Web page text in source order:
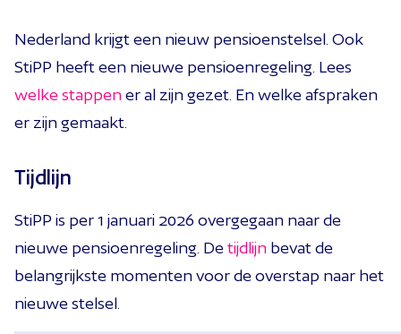
Nederland krijgt een nieuw pensioenstelsel. Ook
StiPP heeft een nieuwe pensioenregeling. Lees
welke stappener al zijn gezet. En welke afspraken
er zijn gemaakt.
Tijdlijn
StiPP is per 1 januari 2026 overgegaan naar de
nieuwe pensioenregeling. De tijdlijn bevat de
belangrijkste momenten voor de overstap naar het
nieuwe stelsel.